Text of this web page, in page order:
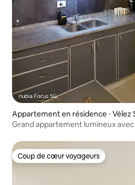
Appartement en résidence ⋅ Vélez
Grand appartement lumineux
Coup de cœur voyageurs
Coup de cœur voyageurs